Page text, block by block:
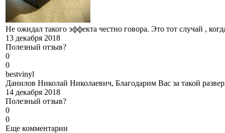
Не ожидал такого эффекта честно говора. Это тот случай ,
13 декабря 2018
Полезный отзыв?
0
0
bestvinyl
Данилов Николай Николаевич, Благодарим Вас за такой
14 декабря 2018
Полезный отзыв?
0
0
Еще комментарии